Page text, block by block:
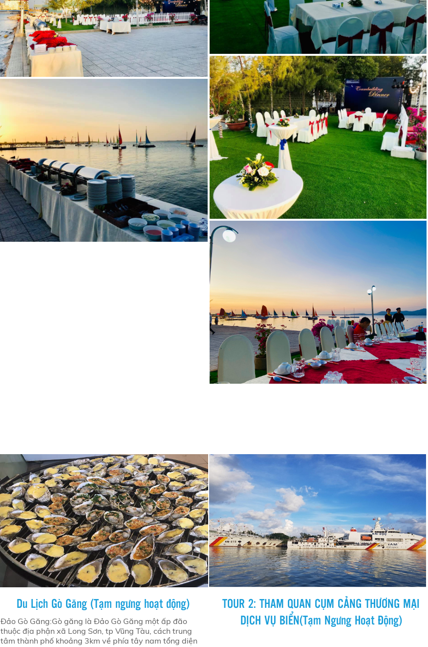
Du Lịch Gò Găng (Tạm ngưng hoạt động)
Đảo Gò Găng:Gò găng là Đảo Gò Găng một ấp đão
thuộc địa phận xã Long Sơn, tp Vũng Tàu, cách trung
tâm thành phố khoảng 3km về phía tây nam tổng diện
TOUR 2: THAM QUAN CỤM CẢNG THƯƠNG MẠI
DỊCH VỤ BIỂN(Tạm Ngưng Hoạt Động)